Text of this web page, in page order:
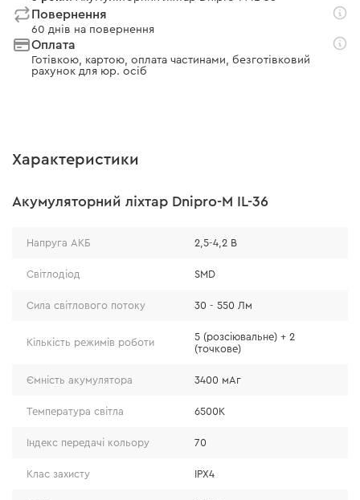
Повернення
60 днів на повернення
Оплата
Готівкою, картою, оплата частинами, безготівковий
рахунок для юр. осіб
Характеристики
Акумуляторний ліхтар Dnipro-M IL-36
Напруга АКБ 2,5-4,2 В
Світлодіод SMD
Сила світлового потоку 30 - 550 Лм
Кількість режимів роботи
5 (розсіювальне) + 2
(точкове)
Ємність акумулятора 3400 мАг
Температура світла 6500К
Індекс передачі кольору 70
Клас захисту IPX4